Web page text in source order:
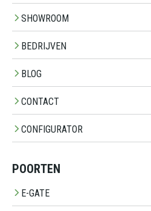
SHOWROOM
BEDRIJVEN
BLOG
CONTACT
CONFIGURATOR
POORTEN
E-GATE